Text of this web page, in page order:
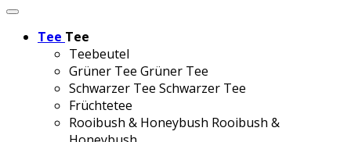
Tee Tee
Teebeutel
Grüner Tee Grüner Tee
Schwarzer Tee Schwarzer Tee
Früchtetee
Rooibush & Honeybush Rooibush &